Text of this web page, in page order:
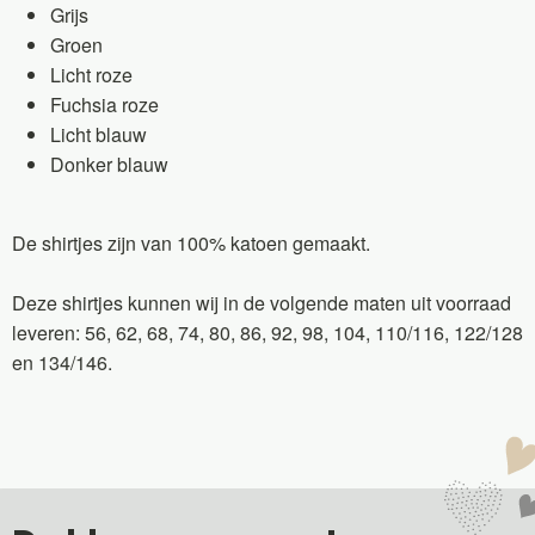
Grijs
Groen
Licht roze
Fuchsia roze
Licht blauw
Donker blauw
De shirtjes zijn van 100% katoen gemaakt.
Deze shirtjes kunnen wij in de volgende maten uit voorraad
leveren: 56, 62, 68, 74, 80, 86, 92, 98, 104, 110/116, 122/128
en 134/146.